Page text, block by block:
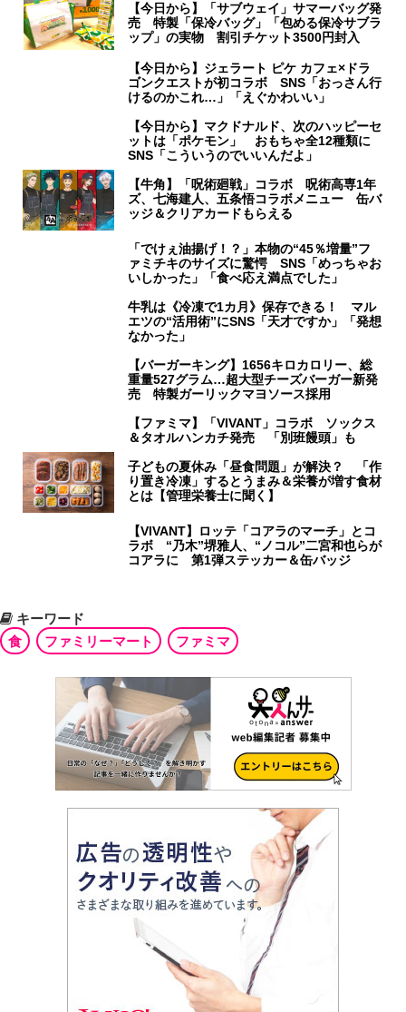
【今日から】「サブウェイ」サマーバッグ発
売 特製「保冷バッグ」「包める保冷サブラ
ップ」の実物 割引チケット3500円封入
【今日から】ジェラート ピケ カフェ×ドラ
ゴンクエストが初コラボ SNS「おっさん行
けるのかこれ…」「えぐかわいい」
【今日から】マクドナルド、次のハッピーセ
ットは「ポケモン」 おもちゃ全12種類に
SNS「こういうのでいいんだよ」
【牛角】「呪術廻戦」コラボ 呪術高専1年
ズ、七海建人、五条悟コラボメニュー 缶バ
ッジ＆クリアカードもらえる
「でけぇ油揚げ！？」本物の“45％増量”フ
ァミチキのサイズに驚愕 SNS「めっちゃお
いしかった」「食べ応え満点でした」
牛乳は《冷凍で1カ月》保存できる！ マル
エツの“活用術”にSNS「天才ですか」「発想
なかった」
【バーガーキング】1656キロカロリー、総
重量527グラム…超大型チーズバーガー新発
売 特製ガーリックマヨソース採用
【ファミマ】「VIVANT」コラボ ソックス
＆タオルハンカチ発売 「別班饅頭」も
子どもの夏休み「昼食問題」が解決？ 「作
り置き冷凍」するとうまみ＆栄養が増す食材
とは【管理栄養士に聞く】
【VIVANT】ロッテ「コアラのマーチ」とコ
ラボ “乃木”堺雅人、“ノコル”二宮和也らが
コアラに 第1弾ステッカー＆缶バッジ
キーワード
食
ファミリーマート ファミマ